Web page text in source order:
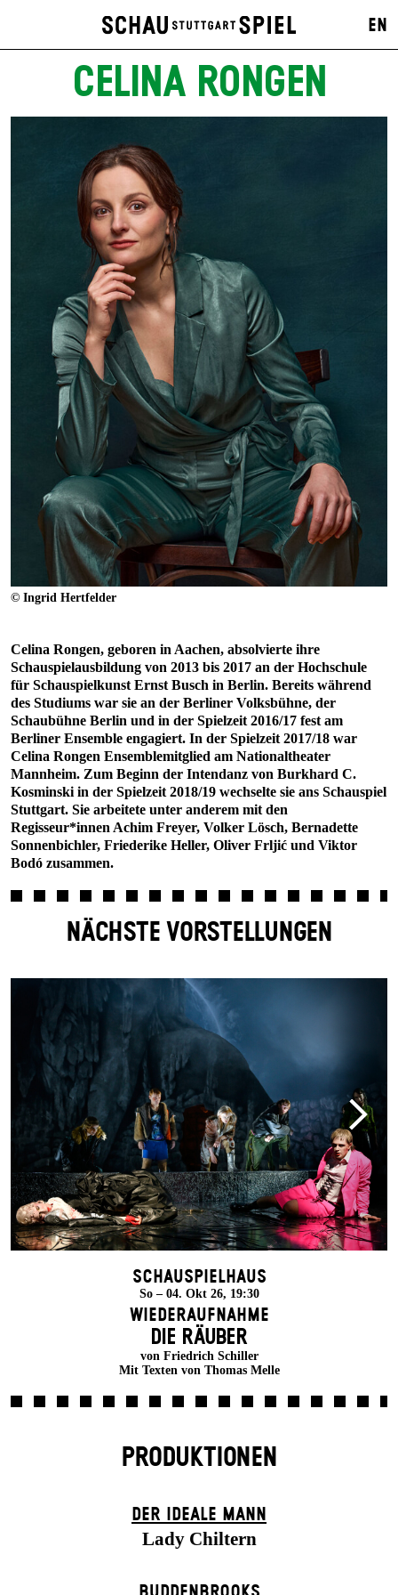
EN
CELINA RONGEN
© Ingrid Hertfelder
Celina Rongen, geboren in Aachen, absolvierte ihre
Schauspielausbildung von 2013 bis 2017 an der Hochschule
für Schauspielkunst Ernst Busch in Berlin. Bereits während
des Studiums war sie an der Berliner Volksbühne, der
Schaubühne Berlin und in der Spielzeit 2016/17 fest am
Berliner Ensemble engagiert. In der Spielzeit 2017/18 war
Celina Rongen Ensemblemitglied am Nationaltheater
Mannheim. Zum Beginn der Intendanz von Burkhard C.
Kosminski in der Spielzeit 2018/19 wechselte sie ans Schauspiel
Stuttgart. Sie arbeitete unter anderem mit den
Regisseur*innen Achim Freyer, Volker Lösch, Bernadette
Sonnenbichler, Friederike Heller, Oliver Frljić und Viktor
Bodó zusammen.
NÄCHSTE VORSTELLUNGEN
Schauspielhaus
So – 04. Okt 26, 19:30
Wiederaufnahme
DIE RÄUBER
von Friedrich Schiller
Mit Texten von Thomas Melle
PRODUKTIONEN
DER IDEALE MANN
Lady Chiltern